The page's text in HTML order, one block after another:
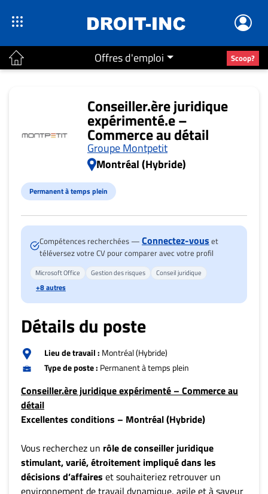
Offres d'emploi Scoop?
En
Bureaux
Conseillers
Juridiques
Campus
Carrière
Archives
CARRIÈRE
ET
EMPLOIS
AVOCATS
ET
JURISTES
Offres
Formation
Continue
Métiers
Conseiller.ère juridique
expérimenté.e –
Commerce au détail
Groupe Montpetit
Montréal (Hybride)
Permanent à temps plein
Compétences recherchées — Connectez-vous et
téléversez votre CV pour comparer avec votre profil
Microsoft Office Gestion des risques Conseil juridique
+8 autres
Détails du poste
Lieu de travail : Montréal (Hybride)
Type de poste : Permanent à temps plein
Conseiller.ère juridique expérimenté – Commerce au
détail
Excellentes conditions – Montréal (Hybride)
Vous recherchez un rôle de conseiller juridique
stimulant, varié, étroitement impliqué dans les
décisions d’affaires et souhaiteriez retrouver un
environnement de travail dynamique, agile et à saveur